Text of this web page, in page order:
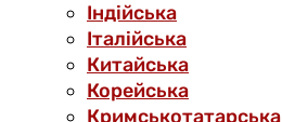
Індійська
Італійська
Китайська
Корейська
Кримськотатарська